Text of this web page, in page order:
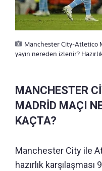
Manchester City-Atletico
yayın nereden izlenir?
MANCHESTER
MADRİD MAÇI
KAÇTA?
Manchester City ile
hazırlık